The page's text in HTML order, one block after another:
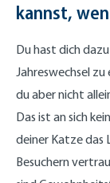
kannst,
Du hast dich
Jahreswechsel
du aber nicht
Das ist an sich
deiner Katze das
Besuchern